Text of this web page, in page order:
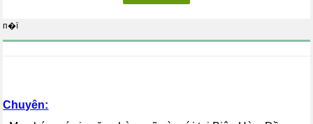
п�ї
Chuyên: